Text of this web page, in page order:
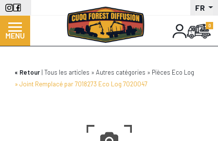
Aller
au
contenu
principal
FR
MENU
Retour Tous les articles Autres catégories
Pièces Eco Log
Joint Remplacé par 7018273 Eco Log 7020047